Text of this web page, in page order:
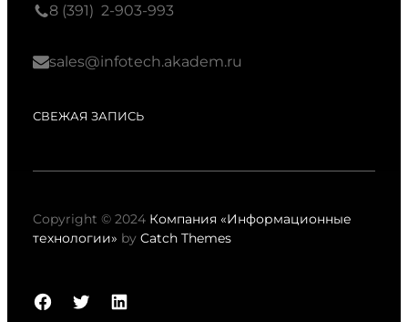
8 (391) 2-903-993
sales@infotech.akadem.ru
СВЕЖАЯ ЗАПИСЬ
Copyright © 2024 Компания «Информационные
технологии» by Catch Themes
Facebook
TwitterLinkedIn